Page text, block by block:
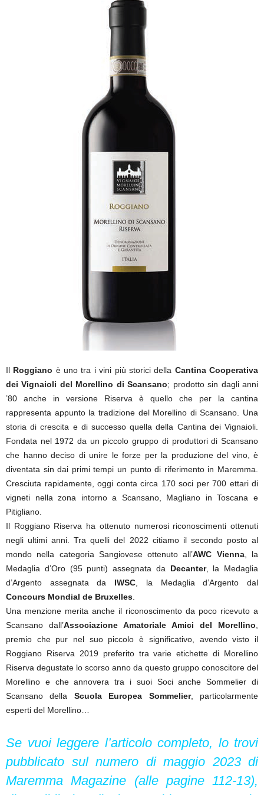
Il Roggiano è uno tra i vini più storici della Cantina Cooperativa
dei Vignaioli del Morellino di Scansano; prodotto sin dagli anni
’80 anche in versione Riserva è quello che per la cantina
rappresenta appunto la tradizione del Morellino di Scansano. Una
storia di crescita e di successo quella della Cantina dei Vignaioli.
Fondata nel 1972 da un piccolo gruppo di produttori di Scansano
che hanno deciso di unire le forze per la produzione del vino, è
diventata sin dai primi tempi un punto di riferimento in Maremma.
Cresciuta rapidamente, oggi conta circa 170 soci per 700 ettari di
vigneti nella zona intorno a Scansano, Magliano in Toscana e
Pitigliano.
Il Roggiano Riserva ha ottenuto numerosi riconoscimenti ottenuti
negli ultimi anni. Tra quelli del 2022 citiamo il secondo posto al
mondo nella categoria Sangiovese ottenuto all’AWC Vienna, la
Medaglia d’Oro (95 punti) assegnata da Decanter, la Medaglia
d’Argento assegnata da IWSC , la Medaglia d’Argento dal
Concours Mondial de Bruxelles
Una menzione merita anche il riconoscimento da poco ricevuto a
Scansano dall’Associazione Amatoriale Amici del Morellino
premio che pur nel suo piccolo è significativo, avendo visto il
Roggiano Riserva 2019 preferito tra varie etichette di Morellino
Riserva degustate lo scorso anno da questo gruppo conoscitore del
Morellino e che annovera tra i suoi Soci anche Sommelier di
Scansano della Scuola Europea Sommelier, particolarmente
esperti del Morellino…
Se vuoi leggere l’articolo completo, lo trovi
pubblicato sul numero di maggio 2023 di
Maremma Magazine (alle pagine 112-13),